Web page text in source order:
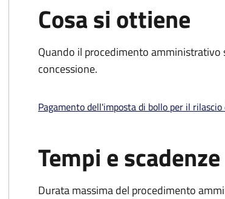
Cosa si ottiene
Quando il procedimento
concessione.
Pagamento dell'imposta di bollo per il
Tempi e scadenze
Durata massima del procedimento